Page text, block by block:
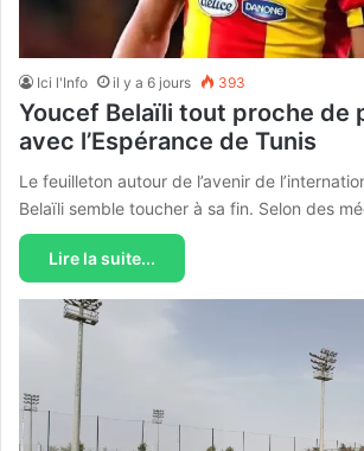
Ici l'Info il y a 6 jours 393
Youcef Belaïli tout proche de
avec l’Espérance de Tunis
Le feuilleton autour de l’avenir de
Belaïli semble toucher à sa fin. Selon des
Lire la suite...